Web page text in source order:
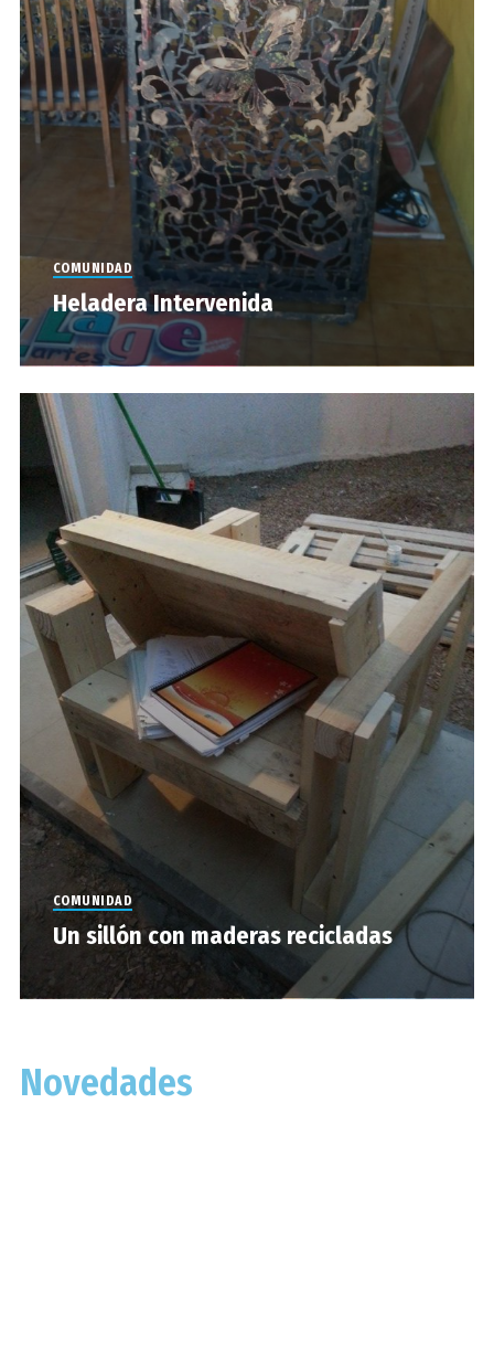
COMUNIDAD
Heladera Intervenida
COMUNIDAD
Un sillón con maderas recicladas
Novedades